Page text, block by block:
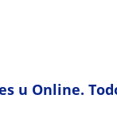
u Online.